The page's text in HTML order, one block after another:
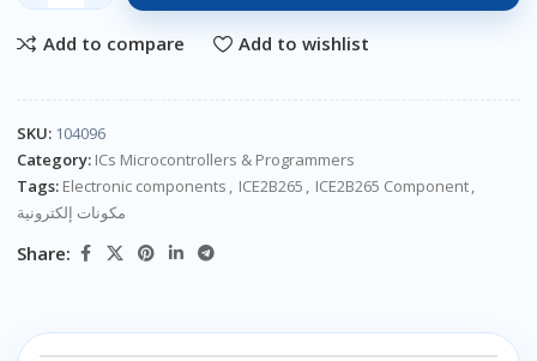
Add to compare Add to wishlist
SKU: 104096
Category: ICs Microcontrollers & Programmers
Tags: Electronic components , ICE2B265 , ICE2B265 Component,
مكونات إلكترونية
Share: